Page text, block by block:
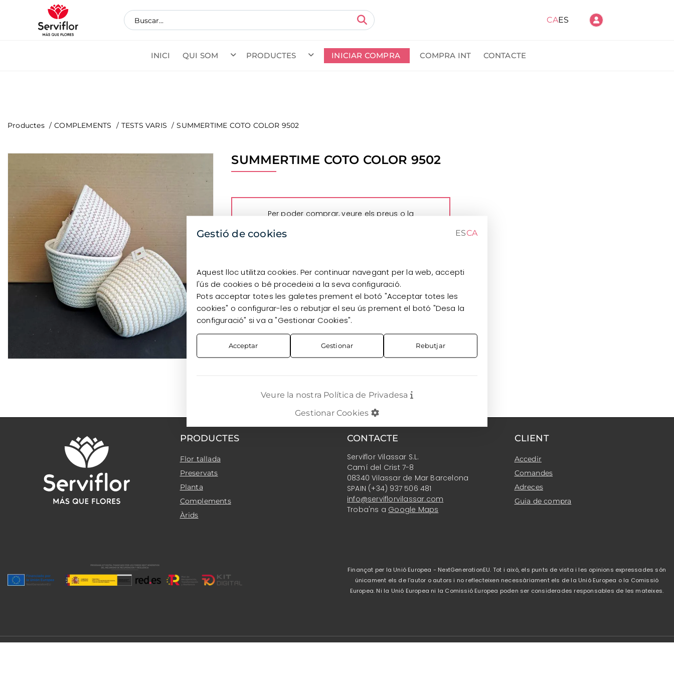
CAES
INICI QUI SOM PRODUCTES INICIAR COMPRA COMPRA INT CONTACTE
Productes COMPLEMENTS TESTS VARIS SUMMERTIME COTO COLOR 9502
SUMMERTIME COTO COLOR 9502
Per poder comprar, veure els preus o la
Gestió de cookies ESCA
Aquest lloc utilitza cookies. Per continuar navegant per la web, accepti
l'ús de cookies o bé procedeixi a la seva configuració.
Pots acceptar totes les galetes prement el botó "Acceptar totes les
cookies" o configurar-les o rebutjar el seu ús prement el botó "Desa la
configuració" si va a "Gestionar Cookies".
Acceptar Gestionar Rebutjar
Veure la nostra Política de Privadesa
Gestionar Cookies
PRODUCTES
Flor tallada
Preservats
Planta
Complements
Àrids
CONTACTE
Serviflor Vilassar S.L.
Camí del Crist 7-8
08340 Vilassar de Mar Barcelona
SPAIN (+34) 937 506 481
info@serviflorvilassar.com
Troba'ns a Google Maps
CLIENT
Accedir
Comandes
Adreces
Guia de compra
Finançat per la Unió Europea - NextGenerationEU. Tot i això, els punts de vista i les opinions expressades són
únicament els de l'autor o autors i no reflecteixen necessàriament els de la Unió Europea o la Comissió
Europea. Ni la Unió Europea ni la Comissió Europea poden ser considerades responsables de les mateixes.